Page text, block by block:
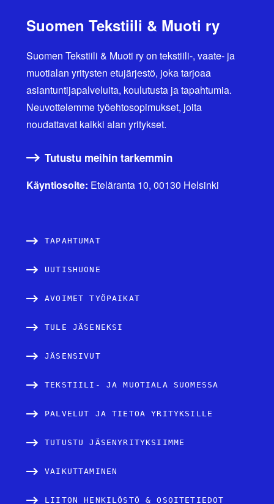
k
k
e
l
i
e
s
t
Suomen Tekstiili & Muoti ry
Suomen Tekstiili & Muoti ry on tekstiili-, vaate- ja
muotialan yritysten etujärjestö, joka tarjoaa
asiantuntijapalveluita, koulutusta ja tapahtumia.
Neuvottelemme työehtosopimukset, joita
noudattavat kaikki alan yritykset.
Tutustu meihin tarkemmin
Käyntiosoite: Eteläranta 10, 00130 Helsinki
TAPAHTUMAT
UUTISHUONE
AVOIMET TYÖPAIKAT
TULE JÄSENEKSI
JÄSENSIVUT
TEKSTIILI- JA MUOTIALA SUOMESSA
PALVELUT JA TIETOA YRITYKSILLE
TUTUSTU JÄSENYRITYKSIIMME
VAIKUTTAMINEN
LIITON HENKILÖSTÖ & OSOITETIEDOT